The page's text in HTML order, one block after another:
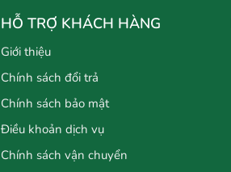
HỖ TRỢ KHÁCH HÀNG
Giới thiệu
Chính sách đổi trả
Chính sách bảo mật
Điều khoản dịch vụ
Chính sách vận chuyển